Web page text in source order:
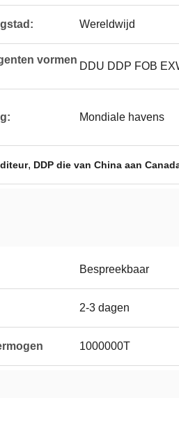
Wereldwijd
vormen
DDU DDP FOB
Mondiale havens
, DDP die van China aan
Bespreekbaar
2-3 dagen
1000000T